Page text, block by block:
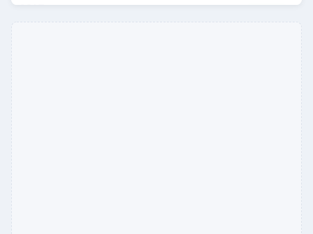
1984 9 —
2017 763